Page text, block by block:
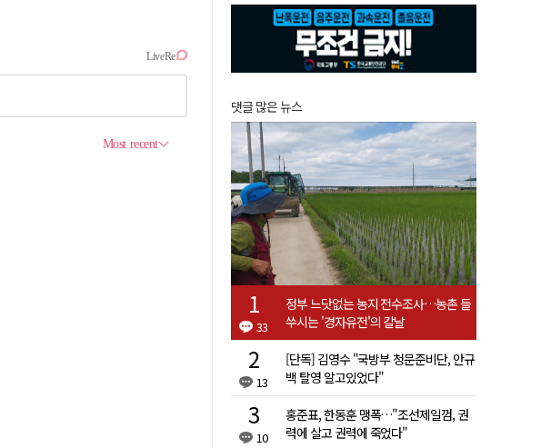
댓글 많은 뉴스
33
정부 느닷없는 농지 전수조사…농촌 들
쑤시는 '경자유전'의 칼날
13
[단독] 김영수 "국방부 청문준비단, 안규
백 탈영 알고있었다"
10
홍준표, 한동훈 맹폭…"조선제일껌, 권
력에 살고 권력에 죽었다"